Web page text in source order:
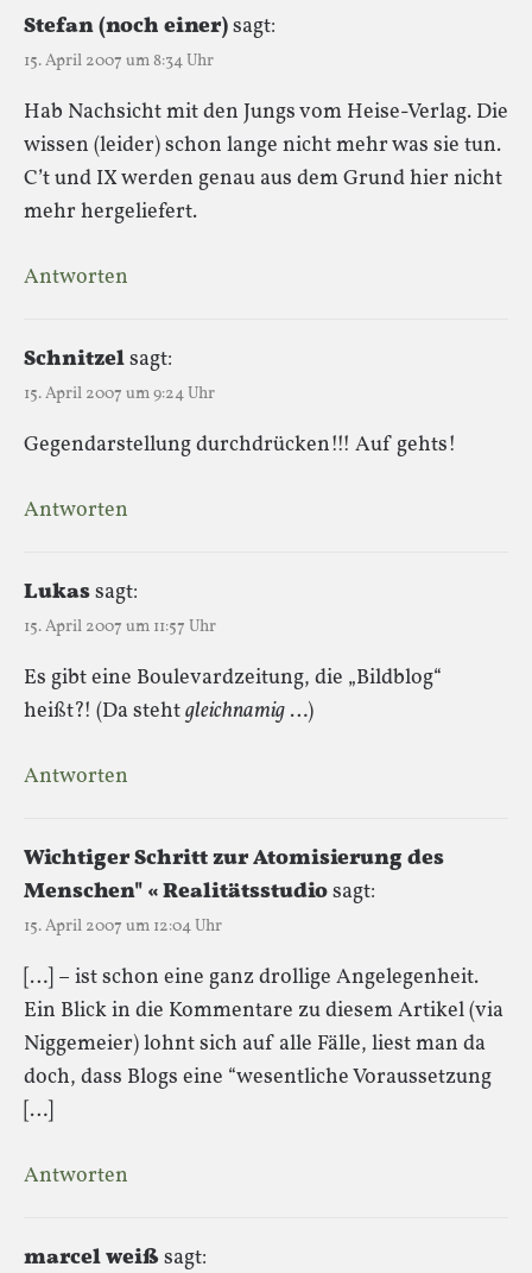
Stefan (noch einer)sagt:
15. April 2007 um 8:34 Uhr
Hab Nachsicht mit den Jungs vom Heise-Verlag. Die
wissen (leider) schon lange nicht mehr was sie tun.
C’t und IX werden genau aus dem Grund hier nicht
mehr hergeliefert.
Antworten
Schnitzelsagt:
15. April 2007 um 9:24 Uhr
Gegendarstellung durchdrücken!!! Auf gehts!
Antworten
Lukassagt:
15. April 2007 um 11:57 Uhr
Es gibt eine Boulevardzeitung, die „Bildblog“
heißt?! (Da stehtgleichnamig …)
Antworten
Wichtiger Schritt zur Atomisierung des
Menschen" « Realitätsstudiosagt:
15. April 2007 um 12:04 Uhr
[…] – ist schon eine ganz drollige Angelegenheit.
Ein Blick in die Kommentare zu diesem Artikel (via
Niggemeier) lohnt sich auf alle Fälle, liest man da
doch, dass Blogs eine “wesentliche Voraussetzung
[…]
Antworten
marcel weißsagt: